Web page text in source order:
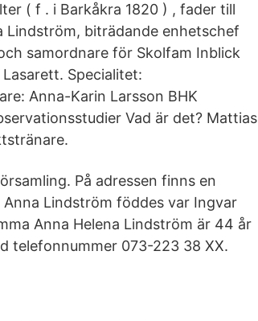
( f . i Barkåkra 1820 ) , fader till
Lindström, biträdande enhetschef
samordnare för Skolfam Inblick
Specialitet:
Anna-Karin Larsson BHK
Vad är det? Mattias
På adressen finns en
Lindström föddes var Ingvar
Anna Helena Lindström är 44 år
telefonnummer 073-223 38 XX.